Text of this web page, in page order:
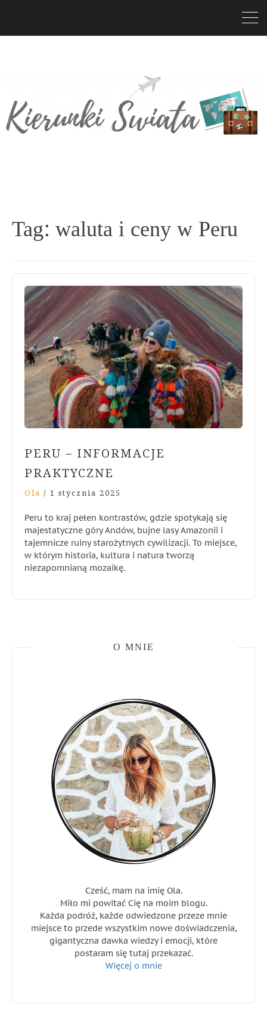
Tag:waluta i ceny w Peru
PERU – INFORMACJE
PRAKTYCZNE
Ola / 1 stycznia 2025
Peru to kraj pełen kontrastów, gdzie spotykają się
majestatyczne góry Andów, bujne lasy Amazonii i
tajemnicze ruiny starożytnych cywilizacji. To miejsce,
w którym historia, kultura i natura tworzą
niezapomnianą mozaikę.
O MNIE
Cześć, mam na imię Ola.
Miło mi powitać Cię na moim blogu.
Każda podróż, każde odwiedzone przeze mnie
miejsce to przede wszystkim nowe doświadczenia,
gigantyczna dawka wiedzy i emocji, które
postaram się tutaj przekazać.
Więcej o mnie